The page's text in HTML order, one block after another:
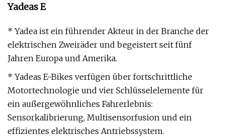
Yadeas E
* Yadea ist ein führender Akteur in der Branche der
elektrischen Zweiräder und begeistert seit fünf
Jahren Europa und Amerika.
* Yadeas E-Bikes verfügen über fortschrittliche
Motortechnologie und vier Schlüsselelemente für
ein außergewöhnliches Fahrerlebnis:
Sensorkalibrierung, Multisensorfusion und ein
effizientes elektrisches Antriebssystem.